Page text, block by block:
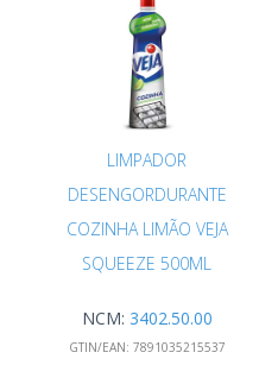
LIMPADOR
DESENGORDURANTE
COZINHA LIMÃO VEJA
SQUEEZE 500ML
NCM: 3402.50.00
GTIN/EAN: 7891035215537